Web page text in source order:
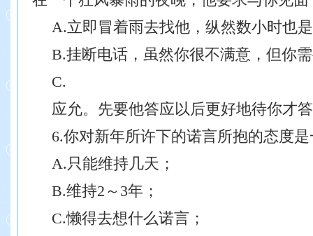
A.立即冒着雨去找他，纵然数小时也
B.挂断电话，虽然你很不满意，但你
C.
应允。 先要他答应以后更好地待你才
6.你对新年所许下的诺言所抱的态度是
A.只能维持几天；
B.维持2～3年；
C.懒得去想什么诺言；